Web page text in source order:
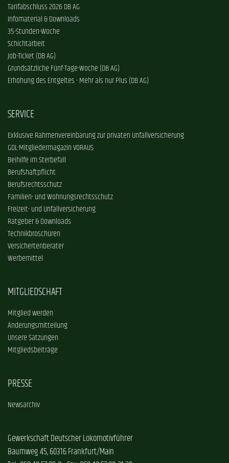
Tarifabschluss 2026 DB AG
Infomaterial & Downloads
35-Stunden-Woche
Schichtarbeit
Job-Ticket (DB AG)
Grundsätzliche Fünf-Tage-Woche (DB AG)
Erhöhung des Entgeltes - Mehr als nur Plus (DB AG)
SERVICE
Exklusive Rahmenvereinbarung zur privaten Unfallversicherung
GDL-Mitgliedermagazin VORAUS
Beihilfe im Sterbefall
Berufshaftpflicht
Berufsrechtsschutz
Familien- und Wohnungsrechtsschutz
Freizeit- und Unfallversicherung
Ratgeber & Downloads
Technikbroschüren
Versichertenberater
Werbemittel
MITGLIEDSCHAFT
Mitglied werden
Änderungsmitteilung
Unsere Satzungen
Mitgliedsbeiträge
PRESSE
Newsarchiv
Gewerkschaft Deutscher Lokomotivführer
Baumweg 45, 60316 Frankfurt/Main